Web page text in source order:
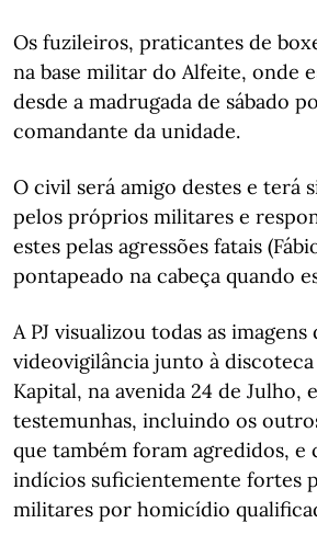
Os fuzileiros, praticantes de
na base militar do Alfeite, onde
desde a madrugada de sábado
comandante da unidade.
O civil será amigo destes e terá
pelos próprios militares e
estes pelas agressões fatais
pontapeado na cabeça quando
A PJ visualizou todas as imagens
videovigilância junto à
Kapital, na avenida 24 de Julho,
testemunhas, incluindo os
que também foram agredidos,
indícios suficientemente fortes
militares por homicídio